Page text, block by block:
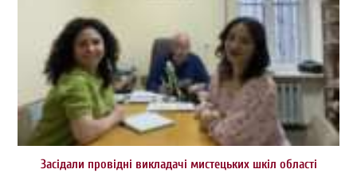
Засідали провідні викладачі мистецьких шкіл області